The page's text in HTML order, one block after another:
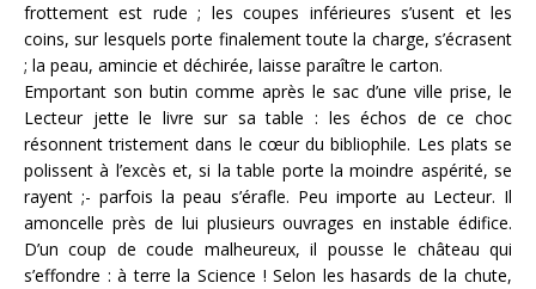
frottement est rude ; les coupes inférieures s’usent et les
coins, sur lesquels porte finalement toute la charge, s’écrasent
; la peau, amincie et déchirée, laisse paraître le carton.
Emportant son butin comme après le sac d’une ville prise, le
Lecteur jette le livre sur sa table : les échos de ce choc
résonnent tristement dans le cœur du bibliophile. Les plats se
polissent à l’excès et, si la table porte la moindre aspérité, se
rayent ;- parfois la peau s’érafle. Peu importe au Lecteur. Il
amoncelle près de lui plusieurs ouvrages en instable édifice.
D’un coup de coude malheureux, il pousse le château qui
s’effondre : à terre la Science ! Selon les hasards de la chute,